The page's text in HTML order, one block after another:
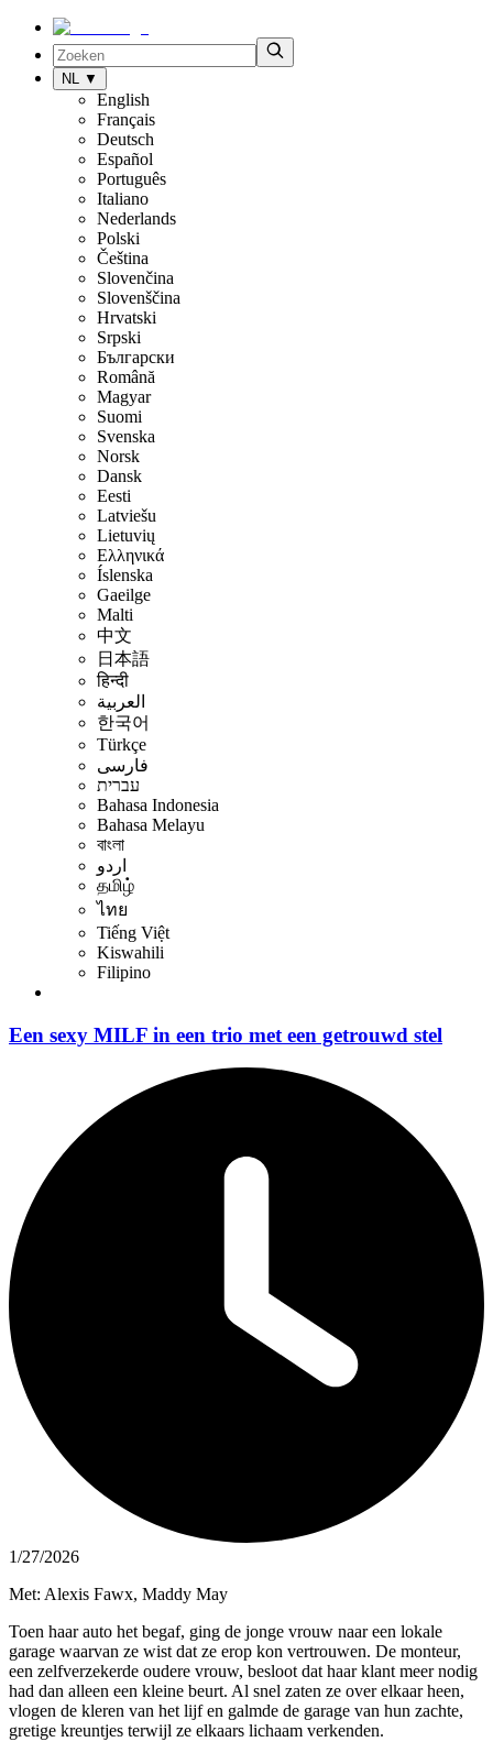
NL ▼
English
Français
Deutsch
Español
Português
Italiano
Nederlands
Polski
Čeština
Slovenčina
Slovenščina
Hrvatski
Srpski
Български
Română
Magyar
Suomi
Svenska
Norsk
Dansk
Eesti
Latviešu
Lietuvių
Ελληνικά
Íslenska
Gaeilge
Malti
中文
日本語
हिन्दी
العربية
한국어
Türkçe
فارسی
עברית
Bahasa Indonesia
Bahasa Melayu
বাংলা
اردو
தமிழ்
ไทย
Tiếng Việt
Kiswahili
Filipino
Een sexy MILF in een trio met een getrouwd stel
1/27/2026
Met: Alexis Fawx, Maddy May
Toen haar auto het begaf, ging de jonge vrouw naar een lokale
garage waarvan ze wist dat ze erop kon vertrouwen. De monteur,
een zelfverzekerde oudere vrouw, besloot dat haar klant meer nodig
had dan alleen een kleine beurt. Al snel zaten ze over elkaar heen,
vlogen de kleren van het lijf en galmde de garage van hun zachte,
gretige kreuntjes terwijl ze elkaars lichaam verkenden.